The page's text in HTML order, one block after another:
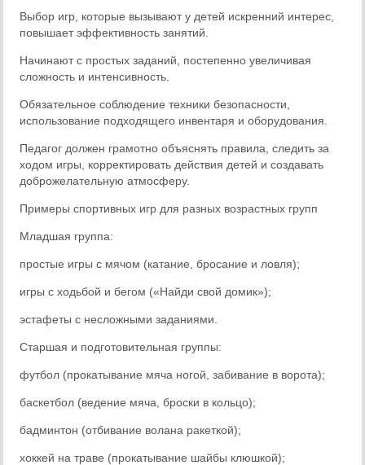
Выбор игр, которые вызывают у детей искренний интерес,
повышает эффективность занятий.
Начинают с простых заданий, постепенно увеличивая
сложность и интенсивность.
Обязательное соблюдение техники безопасности,
использование подходящего инвентаря и оборудования.
Педагог должен грамотно объяснять правила, следить за
ходом игры, корректировать действия детей и создавать
доброжелательную атмосферу.
Примеры спортивных игр для разных возрастных групп
Младшая группа:
простые игры с мячом (катание, бросание и ловля);
игры с ходьбой и бегом («Найди свой домик»);
эстафеты с несложными заданиями.
Старшая и подготовительная группы:
футбол (прокатывание мяча ногой, забивание в ворота);
баскетбол (ведение мяча, броски в кольцо);
бадминтон (отбивание волана ракеткой);
хоккей на траве (прокатывание шайбы клюшкой);